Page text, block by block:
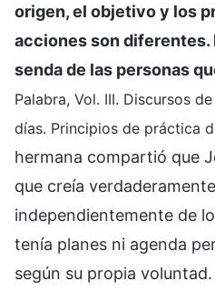
origen, el objetivo y los
acciones son diferentes.
senda de las personas
Palabra, Vol. III. Discursos
días. Principios de práctica
hermana compartió que
que creía
independientemente de
tenía planes ni agenda
según su propia